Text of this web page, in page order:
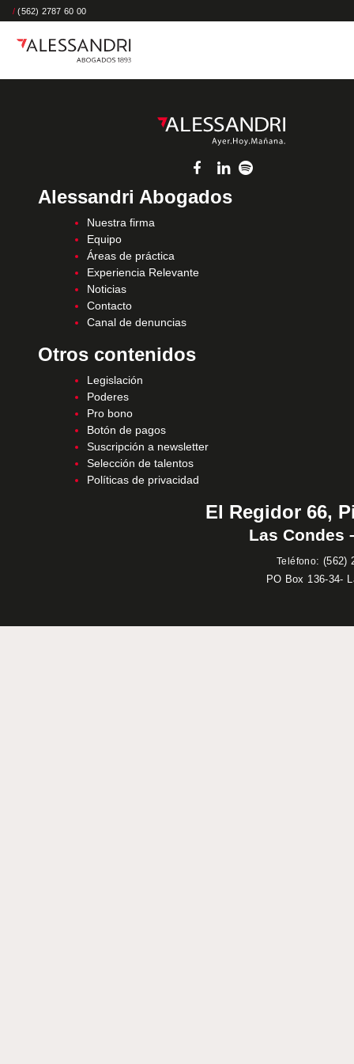
/ (562) 2787 60 00
Alessandri Abogados
Nuestra firma
Equipo
Áreas de práctica
Experiencia Relevante
Noticias
Contacto
Canal de denuncias
Otros contenidos
Legislación
Poderes
Pro bono
Botón de pagos
Suscripción a newsletter
Selección de talentos
Políticas de privacidad
El Regidor 66,
Las Condes
Teléfono: (562)
PO Box 136-34-